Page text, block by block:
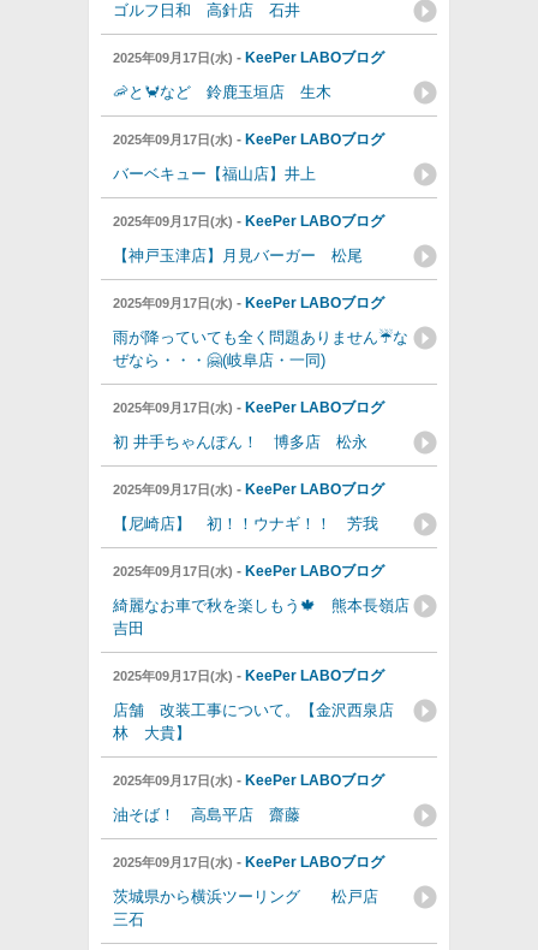
ゴルフ日和 高針店 石井
2025年09月17日(水) - KeePer LABOブログ
🦐と🦀など 鈴鹿玉垣店 生木
2025年09月17日(水) - KeePer LABOブログ
バーベキュー【福山店】井上
2025年09月17日(水) - KeePer LABOブログ
【神戸玉津店】月見バーガー 松尾
2025年09月17日(水) - KeePer LABOブログ
雨が降っていても全く問題ありません☔️な
ぜなら・・・🤗(岐阜店・一同)
2025年09月17日(水) - KeePer LABOブログ
初 井手ちゃんぽん！ 博多店 松永
2025年09月17日(水) - KeePer LABOブログ
【尼崎店】 初！！ウナギ！！ 芳我
2025年09月17日(水) - KeePer LABOブログ
綺麗なお車で秋を楽しもう🍁 熊本長嶺店
吉田
2025年09月17日(水) - KeePer LABOブログ
店舗 改装工事について。【金沢西泉店
林 大貴】
2025年09月17日(水) - KeePer LABOブログ
油そば！ 高島平店 齋藤
2025年09月17日(水) - KeePer LABOブログ
茨城県から横浜ツーリング 松戸店
三石